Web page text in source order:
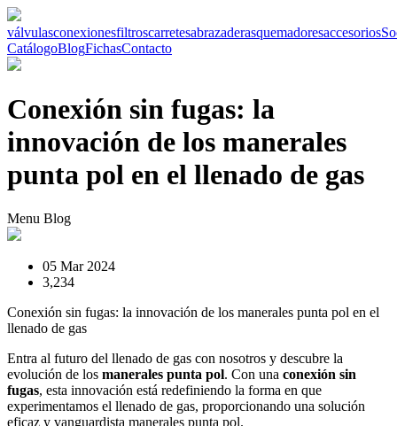
válvulasconexionesfiltroscarretesabrazaderasquemadoresaccesorios
CatálogoBlogFichasContacto
Conexión sin fugas: la
innovación de los manerales
punta pol en el llenado de gas
Menu Blog
05 Mar 2024
3,234
Conexión sin fugas: la innovación de los manerales punta pol en el
llenado de gas
Entra al futuro del llenado de gas con nosotros y descubre la
evolución de los manerales punta pol. Con una conexión sin
fugas, esta innovación está redefiniendo la forma en que
experimentamos el llenado de gas, proporcionando una solución
eficaz y vanguardista manerales punta pol.